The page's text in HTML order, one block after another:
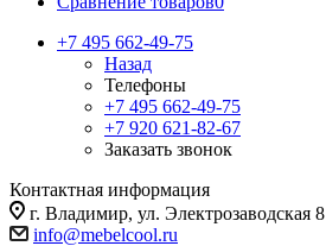
+7 495 662-49-75
Назад
Телефоны
+7 495 662-49-75
+7 920 621-82-67
Заказать звонок
Контактная информация
г. Владимир, ул. Электрозаводская 8
info@mebelcool.ru